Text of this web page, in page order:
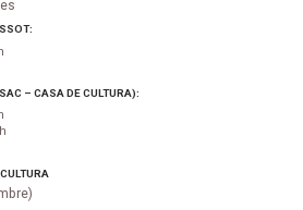
– CASA DE CULTURA):